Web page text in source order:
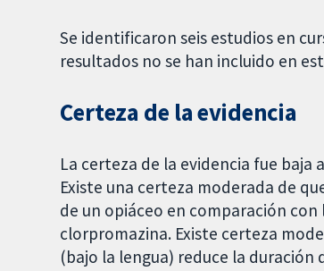
Se identificaron seis estudios en
resultados no se han incluido en
Certeza de la evidencia
La certeza de la evidencia fue
Existe una certeza moderada de
de un opiáceo en comparación
clorpromazina. Existe certeza
(bajo la lengua) reduce la